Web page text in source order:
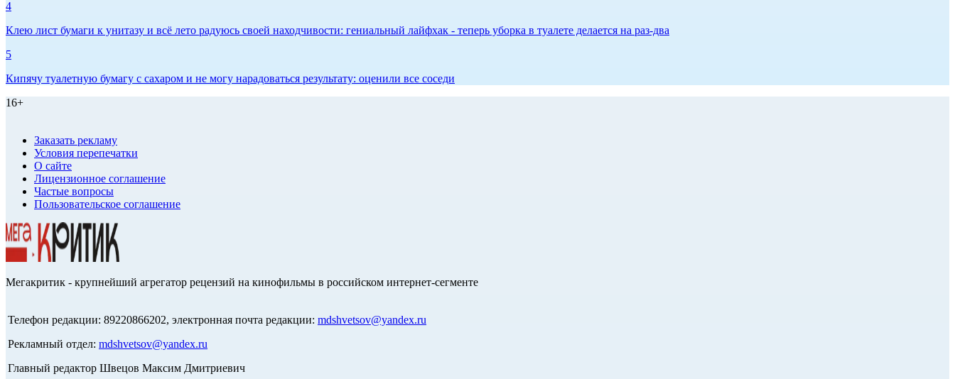
4
Клею лист бумаги к унитазу и всё лето радуюсь своей находчивости: гениальный лайфхак - теперь уборка в туалете делается на раз-два
5
Кипячу туалетную бумагу с сахаром и не могу нарадоваться результату: оценили все соседи
16+
Заказать рекламу
Условия перепечатки
О сайте
Лицензионное соглашение
Частые вопросы
Пользовательское соглашение
Мегакритик - крупнейший агрегатор рецензий на кинофильмы в российском интернет-сегменте
Телефон редакции: 89220866202, электронная почта редакции: mdshvetsov@yandex.ru
Рекламный отдел: mdshvetsov@yandex.ru
Главный редактор Швецов Максим Дмитриевич